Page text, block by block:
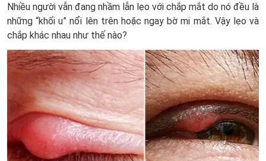
Nhiều người vẫn đang nhầm lẫn lẹo với chắp mắt do nó đều là
những “khối u” nổi lên trên hoặc ngay bờ mi mắt. Vậy lẹo và
chắp khác nhau như thế nào?